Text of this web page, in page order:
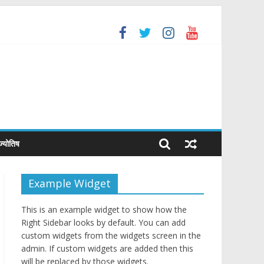
Global Benchmark for Quality Jewellery
Example Widget
This is an example widget to show how the
Right Sidebar looks by default. You can add
custom widgets from the widgets screen in the
admin. If custom widgets are added then this
will be replaced by those widgets.